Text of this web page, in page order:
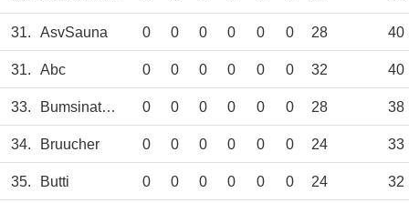
31. AsvSauna 0 0 0 0 0 0 28 40
31. Abc 0 0 0 0 0 0 32 40
33. Bumsinator3000 0 0 0 0 0 0 28 38
34. Bruucher 0 0 0 0 0 0 24 33
35. Butti 0 0 0 0 0 0 24 32